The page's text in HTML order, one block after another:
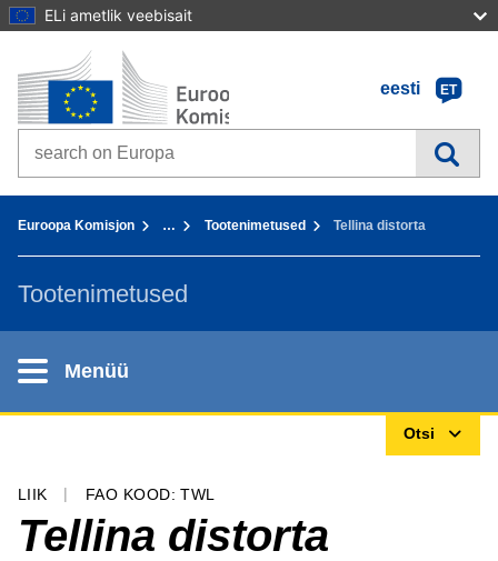
ELi ametlik veebisait
Sisusse
Avaleht - Euroopa Komisjon
eesti
ET
Search on Europa websites
Euroopa Komisjon … Tootenimetused Tellina distorta
Tootenimetused
Menüü
Otsi
LIIK FAO KOOD: TWL
Tellina distorta